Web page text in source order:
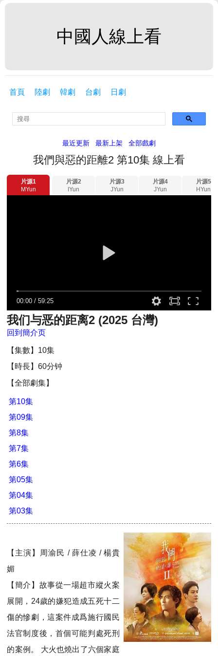
中國人線上看
首頁 陸劇 韓劇 台劇 日劇
最近更新 最新上架 全部戲劇
我們與惡的距離2 第10集 線上看
片源1
MYun
片源2
IYun
片源3
JYun
片源4
JYun
片源5
HYun
00:00 /59:25
我们与恶的距离2 (2025 台灣)
回到簡介页
【集數】10集
【時長】60分钟
【全部劇集】
第10集
第09集
第8集
第7集
第6集
第05集
第04集
第03集
【主演】周渝民 / 薛仕凌 / 楊貴
媚
【簡介】故事從一場超市縱火案
展開，24歲的嫌犯造成五死十二
傷的慘劇，這案件成爲施⾏國民
法官制度後，首個可能判處死刑
的案例。 大火也燒出了六個家庭